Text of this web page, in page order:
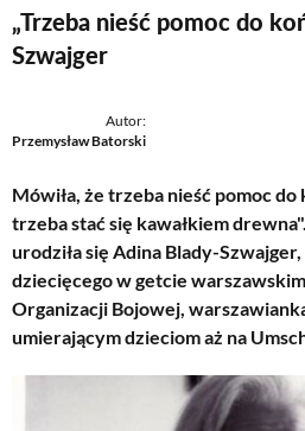
„Trzeba nieść pomoc do
Szwajger
Autor:
Przemysław Batorski
Mówiła, że trzeba nieść pomoc do
trzeba stać się kawałkiem
urodziła się Adina Blady-
dziecięcego w getcie
Organizacji Bojowej,
umierającym dzieciom aż na